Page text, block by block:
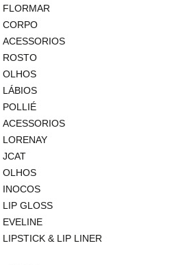
FLORMAR
CORPO
ACESSORIOS
ROSTO
OLHOS
LÁBIOS
POLLIÉ
ACESSORIOS
LORENAY
JCAT
OLHOS
INOCOS
LIP GLOSS
EVELINE
LIPSTICK & LIP LINER